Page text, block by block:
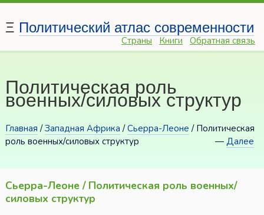
Ξ Политический атлас современности
Страны Книги Обратная связь
Политическая роль
военных/силовых структур
Главная /Западная Африка /Сьерра-Леоне / Политическая
роль военных/силовых структур
—Далее
Сьерра-Леоне / Политическая роль военных/
силовых структур